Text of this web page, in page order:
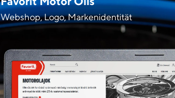
Webshop, Logo, Markenidentität